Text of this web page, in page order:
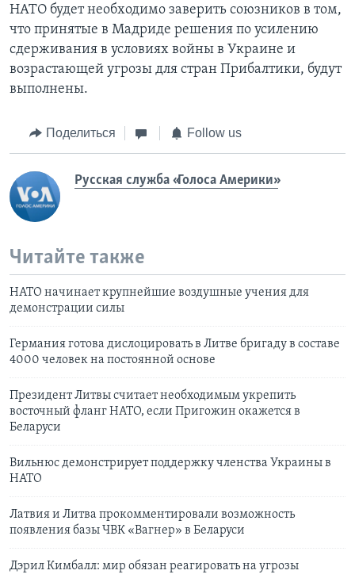
НАТО будет необходимо заверить союзников в том,
что принятые в Мадриде решения по усилению
сдерживания в условиях войны в Украине и
возрастающей угрозы для стран Прибалтики, будут
выполнены.
Поделиться Follow us
Русская служба «Голоса Америки»
Читайте также
НАТО начинает крупнейшие воздушные учения для
демонстрации силы
Германия готова дислоцировать в Литве бригаду в составе
4000 человек на постоянной основе
Президент Литвы считает необходимым укрепить
восточный фланг НАТО, если Пригожин окажется в
Беларуси
Вильнюс демонстрирует поддержку членства Украины в
НАТО
Латвия и Литва прокомментировали возможность
появления базы ЧВК «Вагнер» в Беларуси
Дэрил Кимбалл: мир обязан реагировать на угрозы